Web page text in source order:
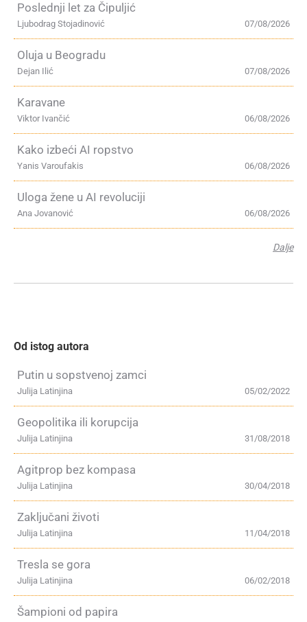
Poslednji let za Čipuljić
07/08/2026
Ljubodrag Stojadinović
Oluja u Beogradu
07/08/2026
Dejan Ilić
Karavane
06/08/2026
Viktor Ivančić
Kako izbeći AI ropstvo
06/08/2026
Yanis Varoufakis
Uloga žene u AI revoluciji
06/08/2026
Ana Jovanović
Dalje
Od istog autora
Putin u sopstvenoj zamci
05/02/2022
Julija Latinjina
Geopolitika ili korupcija
31/08/2018
Julija Latinjina
Agitprop bez kompasa
30/04/2018
Julija Latinjina
Zaključani životi
11/04/2018
Julija Latinjina
Tresla se gora
06/02/2018
Julija Latinjina
Šampioni od papira